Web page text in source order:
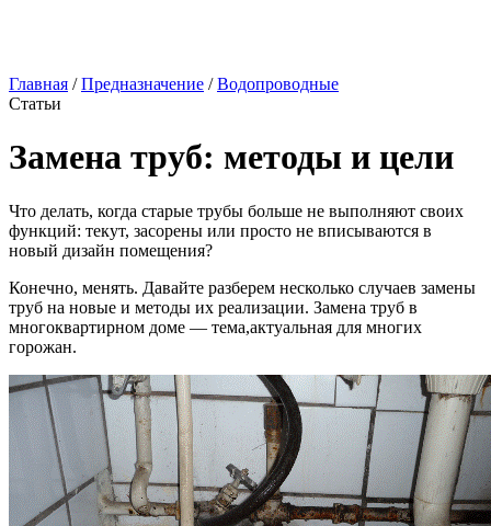
Главная /Предназначение /Водопроводные
Статьи
Замена труб: методы и цели
Что делать, когда старые трубы больше не выполняют своих
функций: текут, засорены или просто не вписываются в
новый дизайн помещения?
Конечно, менять. Давайте разберем несколько случаев замены
труб на новые и методы их реализации. Замена труб в
многоквартирном доме — тема,актуальная для многих
горожан.